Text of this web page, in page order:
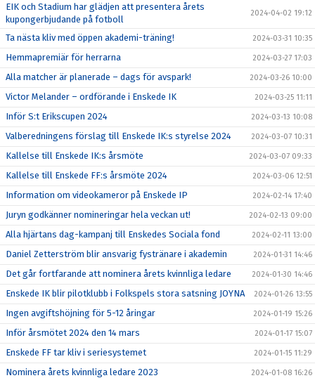
EIK och Stadium har glädjen att presentera årets
kupongerbjudande på fotboll
2024-04-02 19:12
Ta nästa kliv med öppen akademi-träning! 2024-03-31 10:35
Hemmapremiär för herrarna 2024-03-27 17:03
Alla matcher är planerade – dags för avspark! 2024-03-26 10:00
Victor Melander – ordförande i Enskede IK 2024-03-25 11:11
Inför S:t Erikscupen 2024 2024-03-13 10:08
Valberedningens förslag till Enskede IK:s styrelse 2024 2024-03-07 10:31
Kallelse till Enskede IK:s årsmöte 2024-03-07 09:33
Kallelse till Enskede FF:s årsmöte 2024 2024-03-06 12:51
Information om videokameror på Enskede IP 2024-02-14 17:40
Juryn godkänner nomineringar hela veckan ut! 2024-02-13 09:00
Alla hjärtans dag-kampanj till Enskedes Sociala fond 2024-02-11 13:00
Daniel Zetterström blir ansvarig fystränare i akademin 2024-01-31 14:46
Det går fortfarande att nominera årets kvinnliga ledare 2024-01-30 14:46
Enskede IK blir pilotklubb i Folkspels stora satsning JOYNA 2024-01-26 13:55
Ingen avgiftshöjning för 5-12 åringar 2024-01-19 15:26
Inför årsmötet 2024 den 14 mars 2024-01-17 15:07
Enskede FF tar kliv i seriesystemet 2024-01-15 11:29
Nominera årets kvinnliga ledare 2023 2024-01-08 16:26